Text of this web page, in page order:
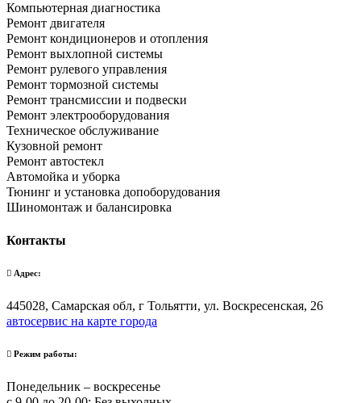
Компьютерная диагностика
Ремонт двигателя
Ремонт кондиционеров и отопления
Ремонт выхлопной системы
Ремонт рулевого управления
Ремонт тормозной системы
Ремонт трансмиссии и подвески
Ремонт электрооборудования
Техническое обслуживание
Кузовной ремонт
Ремонт автостекл
Автомойка и уборка
Тюнинг и установка допоборудования
Шиномонтаж и балансировка
Контакты
Адрес:
445028, Самарская обл, г Тольятти, ул. Воскресенская, 26
автосервис на карте города
Режим работы:
Понедельник – воскресенье